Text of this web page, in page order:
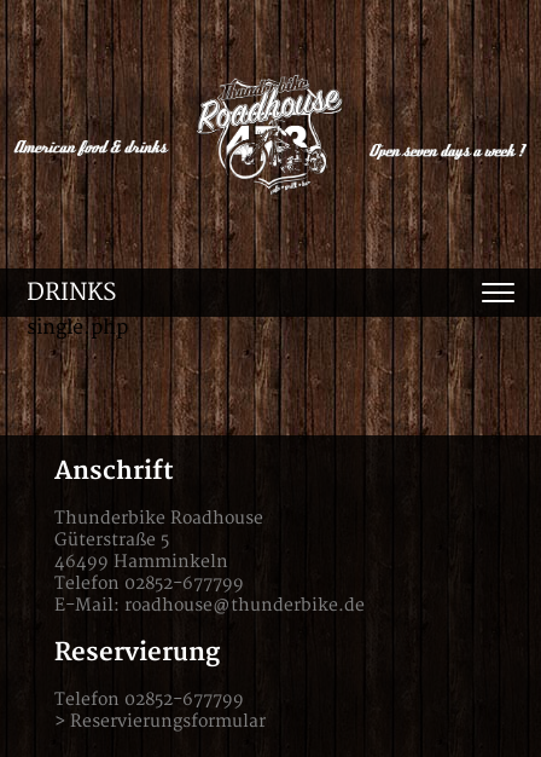
DRINKS
single.php
Anschrift
Thunderbike Roadhouse
Güterstraße 5
46499 Hamminkeln
Telefon 02852-677799
E-Mail: roadhouse@thunderbike.de
Reservierung
Telefon 02852-677799
> Reservierungsformular